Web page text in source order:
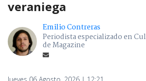
veraniega
Emilio Contreras
Periodista especializado en
de Magazine